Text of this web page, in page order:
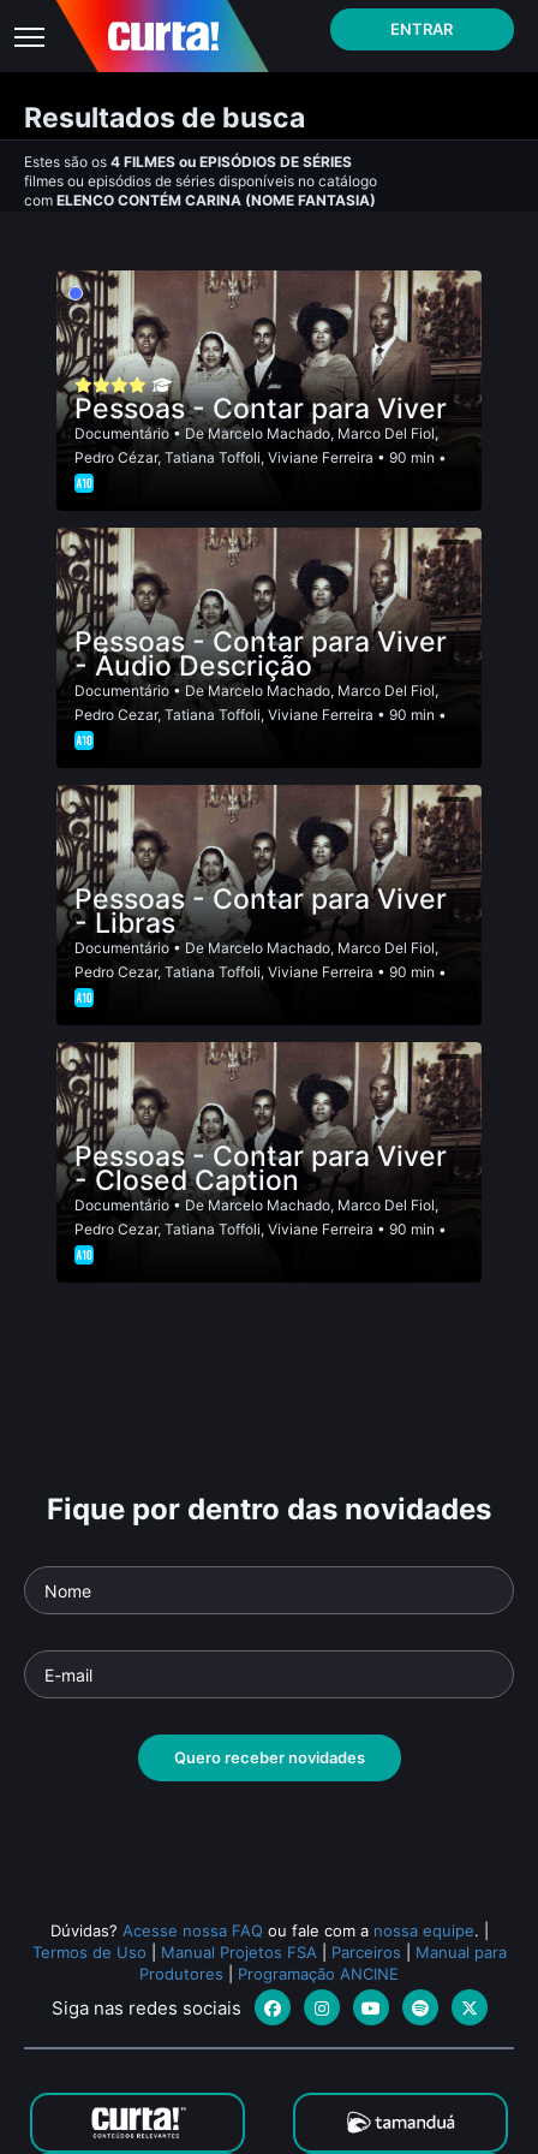
ENTRAR
Resultados de busca
Estes são os 4 FILMES ou EPISÓDIOS DE SÉRIES
filmes ou episódios de séries disponíveis no catálogo
com ELENCO CONTÉM CARINA (NOME FANTASIA)
Pessoas - Contar para Viver
Documentário• DeMarcelo Machado, Marco Del Fiol,
Pedro Cézar, Tatiana Toffoli, Viviane Ferreira • 90 min •
Pessoas - Contar para Viver
- Áudio Descrição
Documentário • DeMarcelo Machado, Marco Del Fiol,
Pedro Cezar, Tatiana Toffoli, Viviane Ferreira • 90 min •
Pessoas - Contar para Viver
- Libras
Documentário • DeMarcelo Machado, Marco Del Fiol,
Pedro Cezar, Tatiana Toffoli, Viviane Ferreira • 90 min •
Pessoas - Contar para Viver
- Closed Caption
Documentário • DeMarcelo Machado, Marco Del Fiol,
Pedro Cezar, Tatiana Toffoli, Viviane Ferreira • 90 min •
Fique por dentro das novidades
Quero receber novidades
Dúvidas? Acesse nossa FAQ ou fale com a nossa equipe.
Termos de Uso
Manual Projetos FSA Parceiros
Manual para
Produtores
Programação ANCINE
Siga nas redes sociais